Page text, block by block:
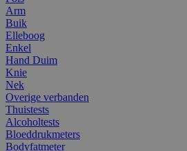
Arm
Buik
Elleboog
Enkel
Hand Duim
Knie
Nek
Overige verbanden
Thuistests
Alcoholtests
Bloeddrukmeters
Bodyfatmeter